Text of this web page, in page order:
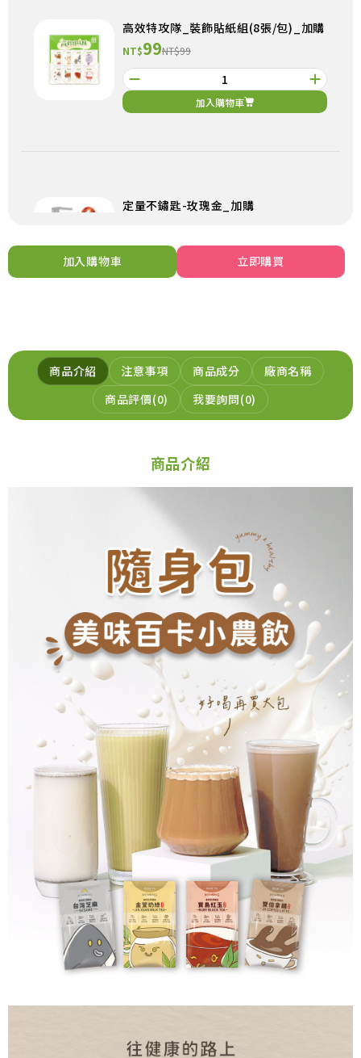
高效特攻隊_裝飾貼紙組(8張/包)_加購
NT$99NT$99
加入購物車
定量不鏽匙-玫瑰金_加購
加入購物車
元氣穀力-五穀粉_加購
NT$299 NT$299
加入購物車
元氣穀力-豆漿粉_加購
NT$299NT$299
加入購物車
元氣穀力-洋車前籽_加購
299 NT$299
加入購物車
加入購物車 立即購買
商品介紹 注意事項 商品成分
廠商名稱
商品評價 0 我要詢問 0
商品介紹